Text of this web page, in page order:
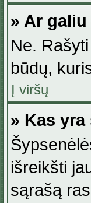
» Ar
Ne.
būdų,
Į viršų
» Kas
išreikšti
sąrašą